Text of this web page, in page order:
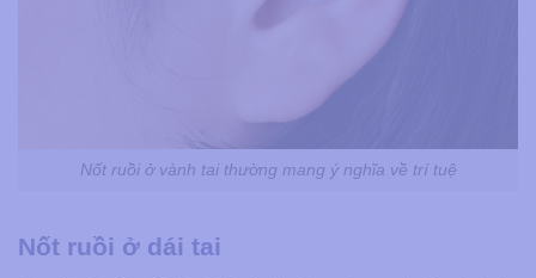
Nốt ruồi ở vành tai thường mang ý nghĩa về trí tuệ
Nốt ruồi ở dái tai